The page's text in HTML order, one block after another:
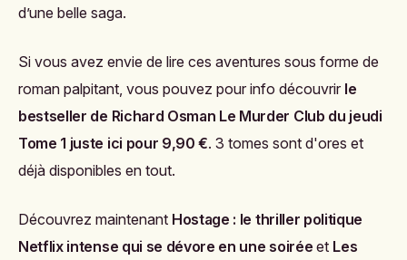
d’une belle saga.
Si vous avez envie de lire ces aventures sous forme de
roman palpitant, vous pouvez pour info découvrir le
bestseller de Richard Osman Le Murder Club du jeudi
Tome 1 juste ici pour 9,90 €. 3 tomes sont d'ores et
déjà disponibles en tout.
Découvrez maintenant Hostage : le thriller politique
Netflix intense qui se dévore en une soirée et Les